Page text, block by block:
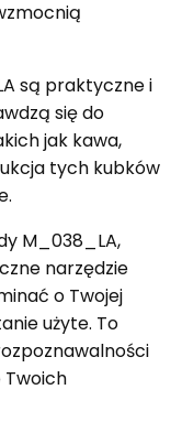
są praktyczne i
się do
jak kawa,
tych kubków
M_038_LA,
narzędzie
o Twojej
użyte. To
Twoich